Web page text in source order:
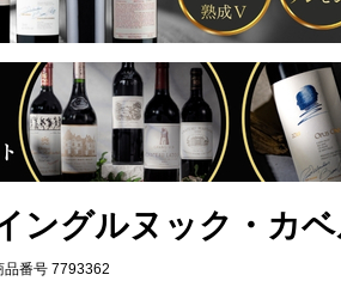
ングルヌック・カベ
品番号 7793362